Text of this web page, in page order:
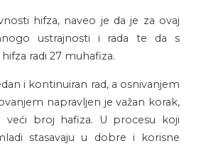
hifza, naveo je da je za ovaj
ustrajnosti i rada te da s
radi 27 muhafiza.
i kontinuiran rad, a osnivanjem
napravljen je važan korak,
veći broj hafiza. U procesu koji
stasavaju u dobre i korisne